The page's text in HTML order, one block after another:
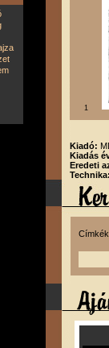
1
Kiadó:
Kiadás
Eredeti
Technika: